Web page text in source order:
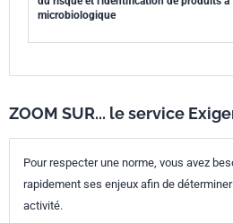
microbiologique
ZOOM SUR... le service
Pour respecter une norme, vous avez
rapidement ses enjeux afin de
activité.